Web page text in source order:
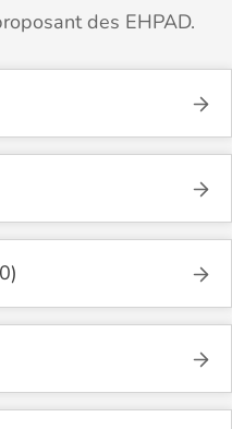
des EHPAD.